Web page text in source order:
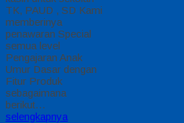
TK, PAUD , SD Kami
memberinya
penawaran Special
semua level
Pengajaran Anak
Umur Dasar dengan
Fitur Produk
sebagaimana
berikut…
selengkapnya